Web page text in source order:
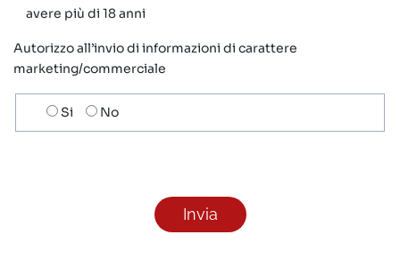
avere più di 18 anni
Autorizzo all’invio di informazioni di carattere
marketing/commerciale
Scelta
invio
Si No